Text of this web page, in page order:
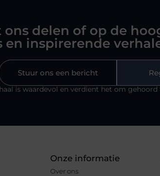
delen of op de
en inspirerende
Stuur ons een bericht
is waardevol en verdient het om
Onze informatie
Over ons